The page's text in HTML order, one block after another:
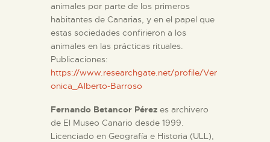
animales por parte de los primeros
habitantes de Canarias, y en el papel que
estas sociedades confirieron a los
animales en las prácticas rituales.
Publicaciones:
https://www.researchgate.net/profile/Ver
onica_Alberto-Barroso
Fernando Betancor Pérez es archivero
de El Museo Canario desde 1999.
Licenciado en Geografía e Historia (ULL),